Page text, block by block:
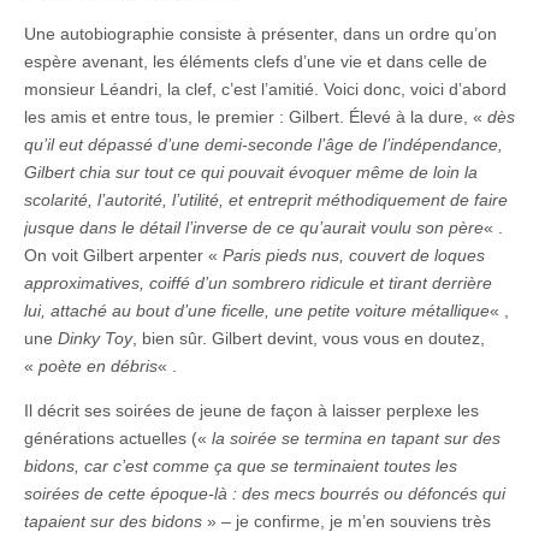
Une autobiographie consiste à présenter, dans un ordre qu’on
espère avenant, les éléments clefs d’une vie et dans celle de
monsieur Léandri, la clef, c’est l’amitié. Voici donc, voici d’abord
les amis et entre tous, le premier : Gilbert. Élevé à la dure, « dès
qu’il eut dépassé d’une demi-seconde l’âge de l’indépendance,
Gilbert chia sur tout ce qui pouvait évoquer même de loin la
scolarité, l’autorité, l’utilité, et entreprit méthodiquement de faire
jusque dans le détail l’inverse de ce qu’aurait voulu son père« .
On voit Gilbert arpenter « Paris pieds nus, couvert de loques
approximatives, coiffé d’un sombrero ridicule et tirant derrière
lui, attaché au bout d’une ficelle, une petite voiture métallique« ,
une Dinky Toy, bien sûr. Gilbert devint, vous vous en doutez,
« poète en débris« .
Il décrit ses soirées de jeune de façon à laisser perplexe les
générations actuelles (« la soirée se termina en tapant sur des
bidons, car c’est comme ça que se terminaient toutes les
soirées de cette époque-là : des mecs bourrés ou défoncés qui
tapaient sur des bidons » – je confirme, je m’en souviens très